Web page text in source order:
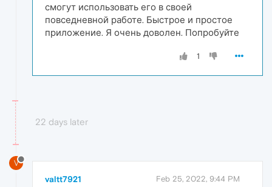
смогут использовать его в своей
повседневной работе. Быстрое и простое
приложение. Я очень доволен. Попробуйте
1
22 days later
V
valtt7921 Feb 25, 2022, 9:44 PM